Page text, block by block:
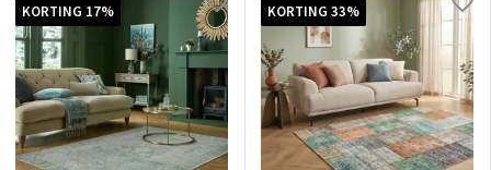
KORTING 17% KORTING 33%